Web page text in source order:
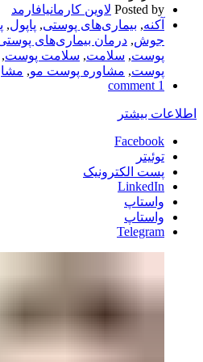
Posted by لاوین کارمانیافارمد
آکنه, بیماری‌های پوستی, پاپول,
جوش, درمان بیماری‌های
پوست, سلامت, سلامت پوست,
پوست, مشاوره پوست مو,
1 comment
اطلاعات بیشتر
Facebook
توئیتر
پست الکترونیک
LinkedIn
واستاپ
واستاپ
Telegram